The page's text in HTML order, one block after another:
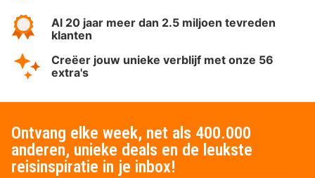
Al 20 jaar meer dan 2.5 miljoen tevreden
klanten
Creëer jouw unieke verblijf met onze 56
extra's
Ontvang elke week, net als 400.000
anderen, unieke deals en de leukste
reisinspiratie in je inbox!